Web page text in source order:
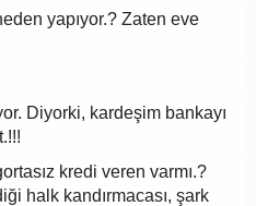
yapıyor.? Zaten eve
Diyorki, kardeşim bankayı
kredi veren varmı.?
halk kandırmacası, şark